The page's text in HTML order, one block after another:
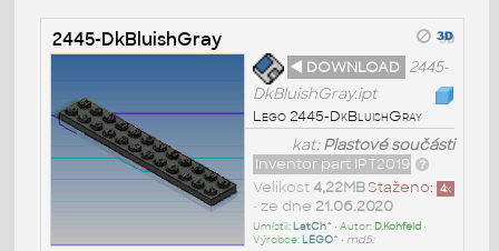
2445-DkBluishGray
◄ DOWNLOAD 2445-
DkBluishGray.ipt
Lego 2445-DkBluishGray
kat:Plastové součásti
Inventor part IPT2019
Staženo: 4x
Velikost 4,22MB
• ze dne 21.06.2020
Umístil: LatCh^ • Autor: D.Kohfeld•
Výrobce: LEGO^ • md5: